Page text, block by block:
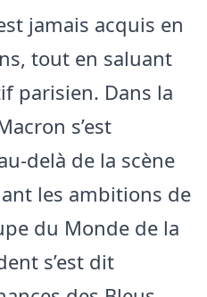
jamais acquis en
tout en saluant
parisien. Dans la
s’est
delà de la scène
les ambitions de
du Monde de la
s’est dit